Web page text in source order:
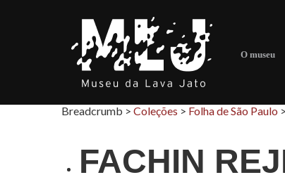
O museu
Breadcrumb > Coleções > Folha de São Paulo >
FACHIN